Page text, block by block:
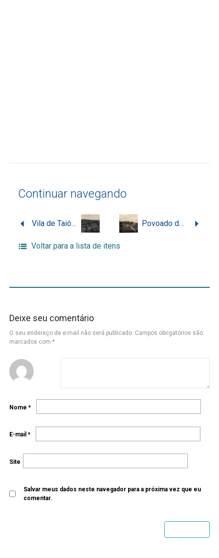
Continuar navegando
Vila de Taió, em Rio do Sul Povoado de Serra Alta, no município de Rio do Sul
Voltar para a lista de itens
Deixe seu comentário
O seu endereço de e-mail não será publicado. Campos obrigatórios são
marcados com *
Nome *
E-mail *
Site
Salvar meus dados neste navegador para a próxima vez que eu
comentar.